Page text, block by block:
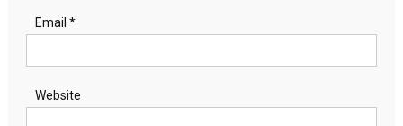
Email *
Website